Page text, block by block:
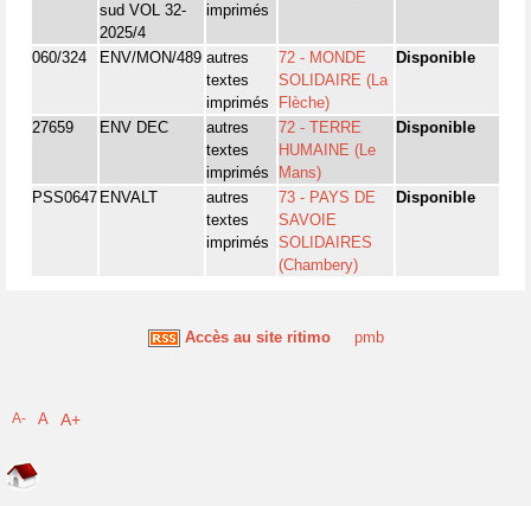
sud VOL 32-
2025/4
imprimés
060/324 ENV/MON/489 autres
textes
imprimés
72 - MONDE
SOLIDAIRE (La
Flèche)
Disponible
27659 ENV DEC
autres
textes
imprimés
72 - TERRE
HUMAINE (Le
Mans)
Disponible
PSS0647 ENVALT
autres
textes
imprimés
73 - PAYS DE
SAVOIE
SOLIDAIRES
(Chambery)
Disponible
Accès au site ritimo pmb
A- A A+